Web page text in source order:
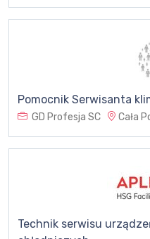
Pomocnik Serwisanta
GD Profesja SC Cała
Technik serwisu